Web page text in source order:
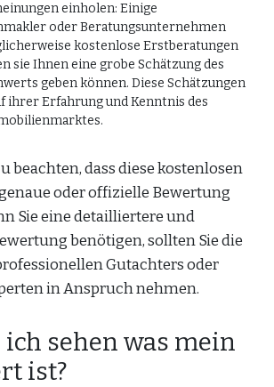
einholen: Einige
oder Beratungsunternehmen
kostenlose Erstberatungen
sie Ihnen eine grobe Schätzung des
geben können. Diese Schätzungen
ihrer Erfahrung und Kenntnis des
beachten, dass diese kostenlosen
oder offizielle Bewertung
Sie eine detailliertere und
benötigen, sollten Sie die
Gutachters oder
in Anspruch nehmen.
ich sehen was mein
ist?